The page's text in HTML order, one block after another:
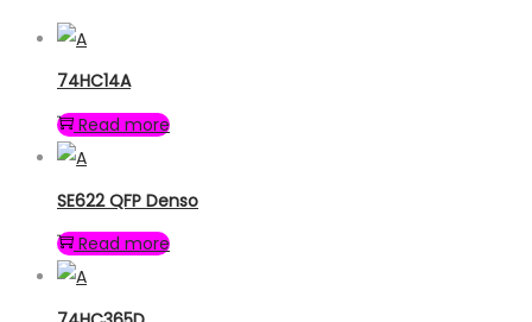
74HC14A
Read more
SE622 QFP Denso
Read more